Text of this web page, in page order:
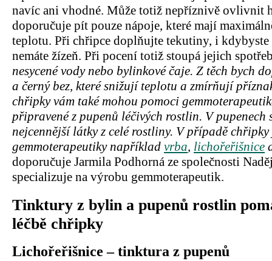
navíc ani vhodné. Může totiž nepříznivě ovlivnit
doporučuje pít pouze nápoje, které mají
teplotu. Při chřipce doplňujte tekutiny, i kdybyste
nemáte žízeň. Při pocení totiž stoupá jejich
nesycené vody nebo bylinkové čaje. Z těch bych
a černý bez, které snižují teplotu a zmírňují
chřipky vám také mohou pomoci
připravené z pupenů léčivých rostlin. V pupenech
nejcennější látky z celé rostliny. V případě
gemmoterapeutiky například vrba, lichořeřišnice
doporučuje Jarmila Podhorná ze společnosti
specializuje na výrobu gemmoterapeutik.
Tinktury z bylin a pupenů rostlin
léčbě chřipky
Lichořeřišnice – tinktura z pupenů